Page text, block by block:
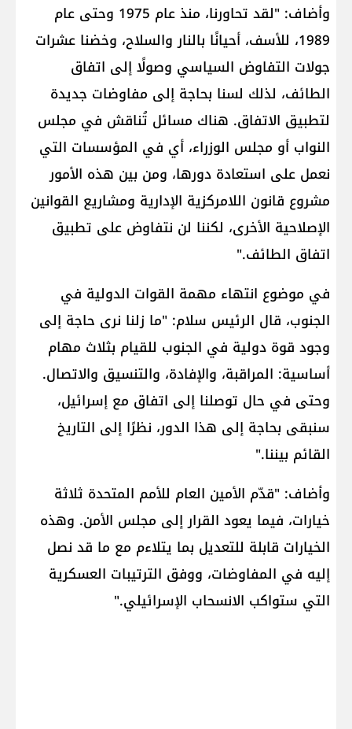
وأضاف: "لقد تحاورنا، منذ عام 1975 وحتى عام
1989، للأسف، أحيانًا بالنار والسلاح، وخضنا عشرات
جولات التفاوض السياسي وصولًا إلى اتفاق
الطائف، لذلك لسنا بحاجة إلى مفاوضات جديدة
لتطبيق الاتفاق. هناك مسائل تُناقش في مجلس
النواب أو مجلس الوزراء، أي في المؤسسات التي
نعمل على استعادة دورها، ومن بين هذه الأمور
مشروع قانون اللامركزية الإدارية ومشاريع القوانين
الإصلاحية الأخرى، لكننا لن نتفاوض على تطبيق
اتفاق الطائف."
في موضوع انتهاء مهمة القوات الدولية في
الجنوب، قال الرئيس سلام: "ما زلنا نرى حاجة إلى
وجود قوة دولية في الجنوب للقيام بثلاث مهام
أساسية: المراقبة، والإفادة، والتنسيق والاتصال.
وحتى في حال توصلنا إلى اتفاق مع إسرائيل،
سنبقى بحاجة إلى هذا الدور، نظرًا إلى التاريخ
القائم بيننا."
وأضاف: "قدّم الأمين العام للأمم المتحدة ثلاثة
خيارات، فيما يعود القرار إلى مجلس الأمن. وهذه
الخيارات قابلة للتعديل بما يتلاءم مع ما قد نصل
إليه في المفاوضات، ووفق الترتيبات العسكرية
التي ستواكب الانسحاب الإسرائيلي."